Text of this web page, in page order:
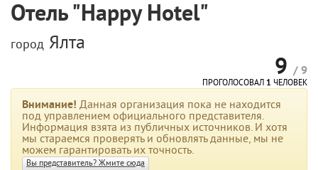
Отель "Happy Hotel"
город Ялта
9 / 9
ПРОГОЛОСОВАЛ 1 ЧЕЛОВЕК
Внимание! Данная организация пока не находится
под управлением официального представителя.
Информация взята из публичных источников. И хотя
мы стараемся проверять и обновлять данные, мы не
можем гарантировать их точность.
Вы представитель? Жмите сюда